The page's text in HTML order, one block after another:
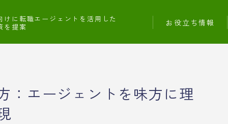
けに転職エージェントを活用した
を提案
お役立ち情報
：エージェントを味方に理